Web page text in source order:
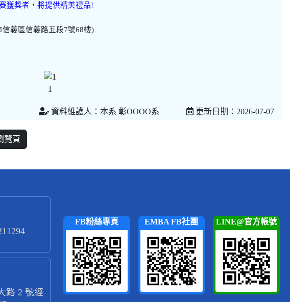
獲獎者，將提供精美禮品!
義區信義路五段7號68樓)
1
資料維護人：本系 彰OOOO系 更新日期：2026-07-07
覽頁
路 2 號經
FB粉絲專頁 EMBA FB社團 LINE@官方帳號